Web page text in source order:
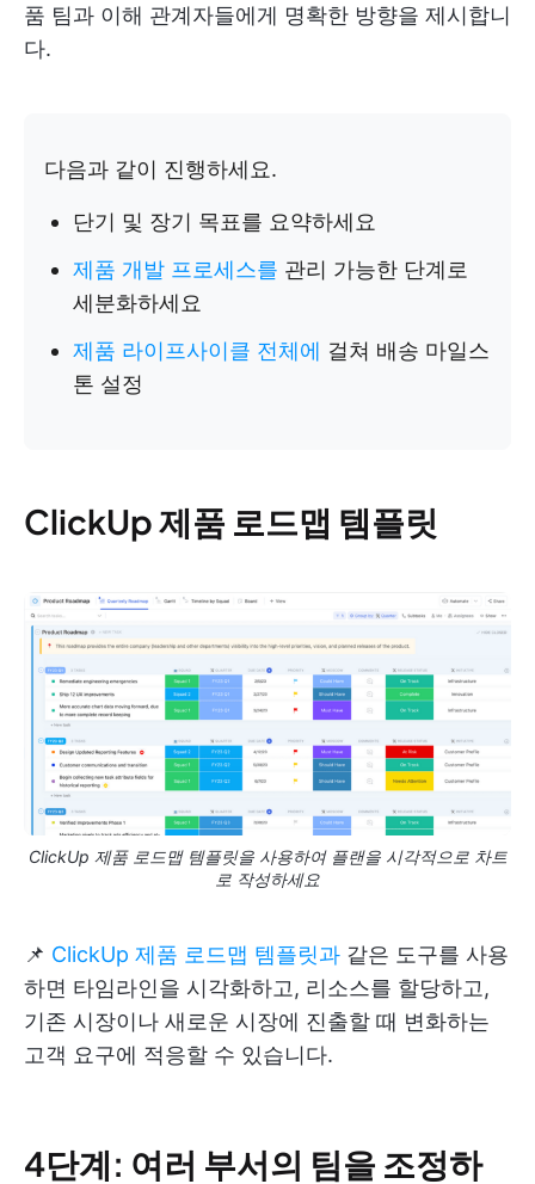
품 팀과 이해 관계자들에게 명확한 방향을 제시합니
다.
다음과 같이 진행하세요.
단기 및 장기 목표를 요약하세요
제품 개발 프로세스를 관리 가능한 단계로
세분화하세요
제품 라이프사이클 전체에 걸쳐 배송 마일스
톤 설정
ClickUp 제품 로드맵 템플릿
ClickUp 제품 로드맵 템플릿을 사용하여 플랜을 시각적으로 차트
로 작성하세요
📌 ClickUp 제품 로드맵 템플릿과 같은 도구를 사용
하면 타임라인을 시각화하고, 리소스를 할당하고,
기존 시장이나 새로운 시장에 진출할 때 변화하는
고객 요구에 적응할 수 있습니다.
4단계: 여러 부서의 팀을 조정하